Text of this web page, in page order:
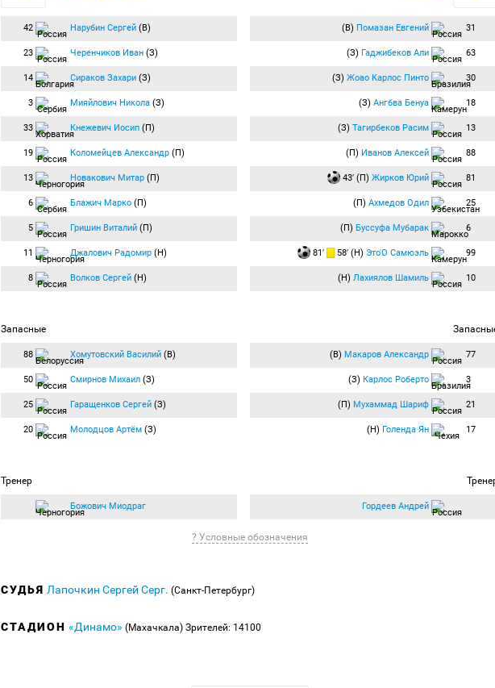
42 Нарубин Сергей (В)
23 Черенчиков Иван (З)
14 Сираков Захари (З)
3 Мияйлович Никола (З)
33 Кнежевич Иосип (П)
19 Коломейцев Александр (П)
13 Новакович Митар (П)
6 Блажич Марко (П)
5 Гришин Виталий (П)
11 Джалович Радомир (Н)
8 Волков Сергей (Н)
Запасные
88 Хомутовский Василий (В)
50 Смирнов Михаил (З)
25 Гаращенков Сергей (З)
20 Молодцов Артём (З)
Тренер
Божович Миодраг
(В) Помазан Евгений 31
(З) Гаджибеков Али 63
(З) Жоао Карлос Пинто 30
(З) Ангбва Бенуа 18
(З) Тагирбеков Расим 13
(П) Иванов Алексей 88
43′ (П) Жирков Юрий 81
(П) Ахмедов Одил 25
(П) Буссуфа Мубарак 6
81′ 58′ (Н) Это'О Самюэль 99
(Н) Лахиялов Шамиль 10
(В) Макаров Александр 77
(З) Карлос Роберто 3
(П) Мухаммад Шариф 21
(Н) Голенда Ян 17
Гордеев Андрей
? Условные обозначения
СУДЬЯ Лапочкин Сергей Серг. (Санкт-Петербург)
СТАДИОН «Динамо» (Махачкала) Зрителей: 14100